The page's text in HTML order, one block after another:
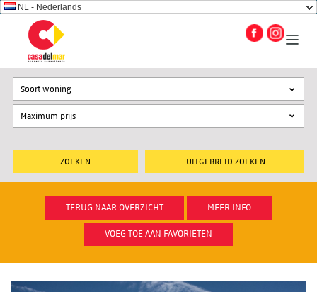
NL - Nederlands
UITGEBREID ZOEKEN
Soort woning
TERUG NAAR OVERZICHT MEER INFO
VOEG TOE AAN FAVORIETEN